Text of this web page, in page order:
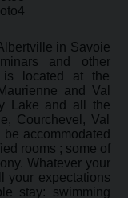
in Savoie
and other
is located at the
and Val
Lake and all the
Courchevel, Val
accommodated
rooms ; some of
Whatever your
your expectations
stay: swimming